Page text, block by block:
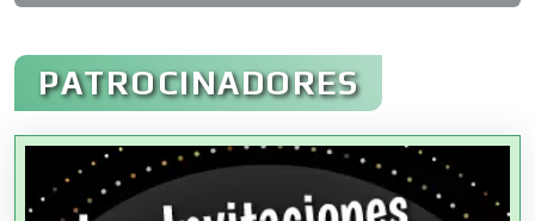
Administración de Empresas
Agencias Aduanales
PATROCINADORES